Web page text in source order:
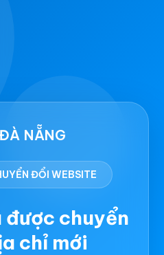
NẴNG
ĐỔI WEBSITE
chuyển
chỉ mới